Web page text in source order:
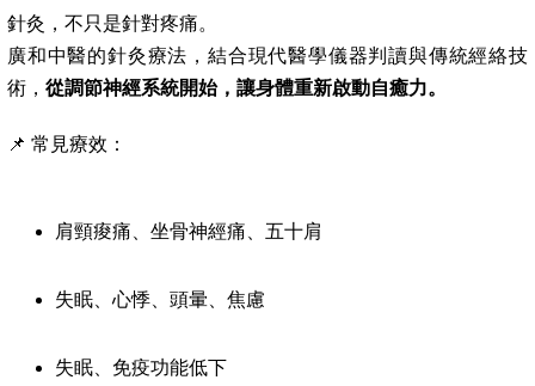
針灸，不只是針對疼痛。
廣和中醫的針灸療法，結合現代醫學儀器判讀與傳統經絡技
術， 從調節神經系統開始，讓身體重新啟動自癒力。
📌 常見療效：
肩頸痠痛、坐骨神經痛、五十肩
失眠、心悸、頭暈、焦慮
失眠、免疫功能低下